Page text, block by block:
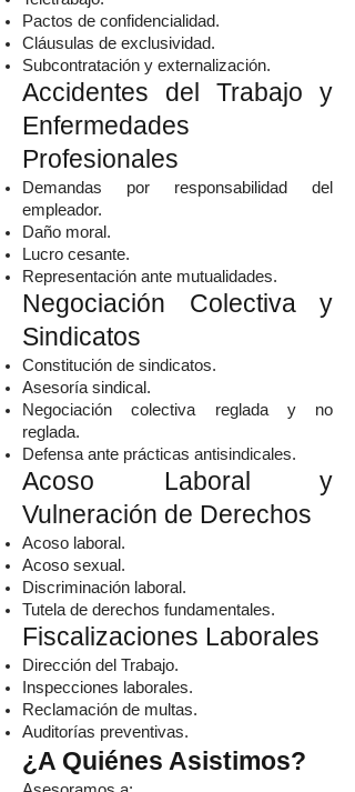
Pactos de confidencialidad.
Cláusulas de exclusividad.
Subcontratación y externalización.
Accidentes del Trabajo y
Enfermedades
Profesionales
Demandas por responsabilidad del
empleador.
Daño moral.
Lucro cesante.
Representación ante mutualidades.
Negociación Colectiva y
Sindicatos
Constitución de sindicatos.
Asesoría sindical.
Negociación colectiva reglada y no
reglada.
Defensa ante prácticas antisindicales.
Acoso Laboral y
Vulneración de Derechos
Acoso laboral.
Acoso sexual.
Discriminación laboral.
Tutela de derechos fundamentales.
Fiscalizaciones Laborales
Dirección del Trabajo.
Inspecciones laborales.
Reclamación de multas.
Auditorías preventivas.
¿A Quiénes Asistimos?